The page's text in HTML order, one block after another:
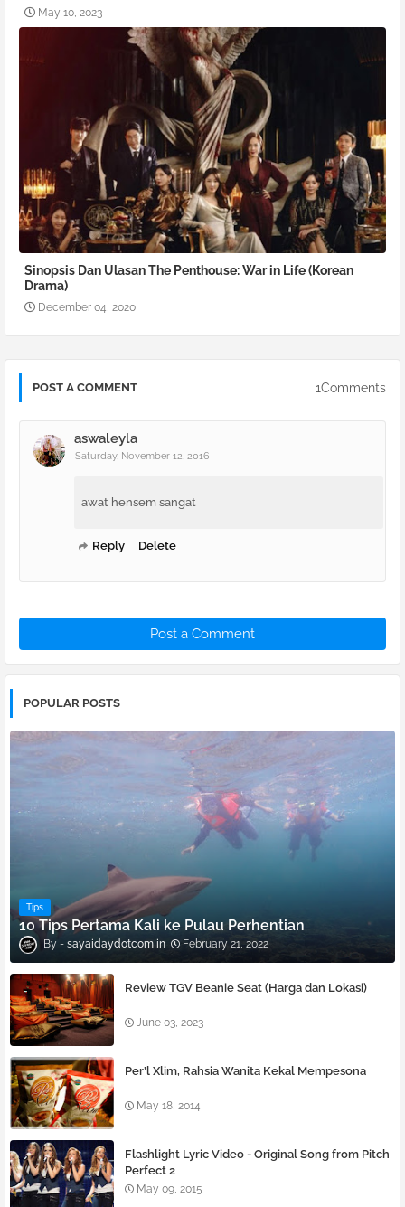
May 10, 2023
Sinopsis Dan Ulasan The Penthouse: War in Life (Korean
Drama)
December 04, 2020
POST A COMMENT 1Comments
aswaleyla
Saturday, November 12, 2016
awat hensem sangat
Reply Delete
Post a Comment
POPULAR POSTS
Tips
10 Tips Pertama Kali ke Pulau Perhentian
sayaidaydotcom February 21, 2022
Review TGV Beanie Seat (Harga dan Lokasi)
June 03, 2023
Per’l Xlim, Rahsia Wanita Kekal Mempesona
May 18, 2014
Flashlight Lyric Video - Original Song from Pitch
Perfect 2
May 09, 2015